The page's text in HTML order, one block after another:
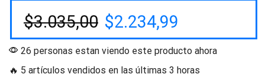
$3.035,00 $2.234,99
26 personas estan viendo este producto ahora
🔥 5 artículos vendidos en las últimas 3 horas